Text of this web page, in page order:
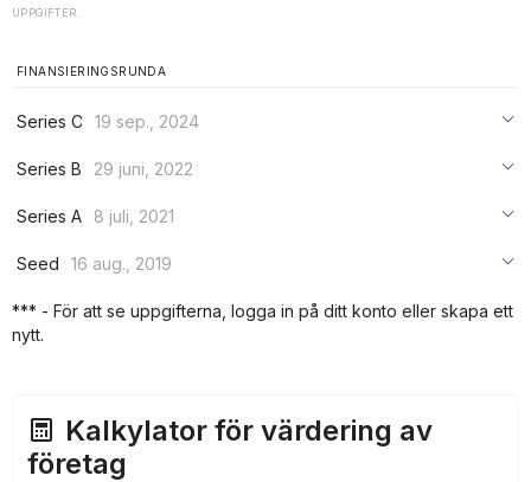
UPPGIFTER.
FINANSIERINGSRUNDA
Series C 19 sep., 2024
***
Series B
29 juni, 2022
***
Series A
8 juli, 2021
***
Seed
16 aug., 2019
***
*** - För att se uppgifterna, logga in på ditt konto eller skapa ett
nytt.
Kalkylator för värdering av
företag